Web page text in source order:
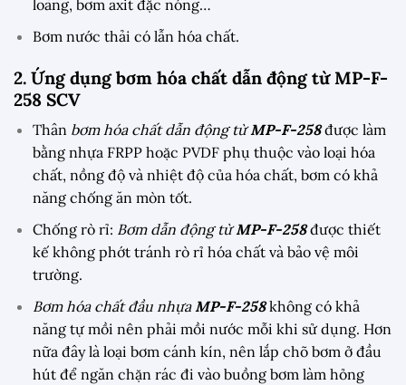
loãng, bơm axit đặc nóng…
Bơm nước thải có lẫn hóa chất.
2. Ứng dụngbơm hóa chất dẫn động từ MP-F-
258 SCV
Thân bơm hóa chất dẫn động từMP-F-258 được làm
bằng nhựa FRPP hoặc PVDF phụ thuộc vào loại hóa
chất, nồng độ và nhiệt độ của hóa chất, bơm có khả
năng chống ăn mòn tốt.
Chống rò rỉ: Bơm dẫn động từMP-F-258 được thiết
kế không phớt tránh rò rỉ hóa chất và bảo vệ môi
trường.
Bơm hóa chất đầu nhựa MP-F-258không có khả
năng tự mồi nên phải mồi nước mỗi khi sử dụng. Hơn
nữa đây là loại bơm cánh kín, nên lắp chõ bơm ở đầu
hút để ngăn chặn rác đi vào buồng bơm làm hỏng